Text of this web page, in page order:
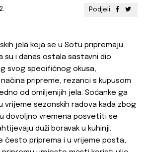
Podjeli:
jela koja se u Sotu pripremaju
su i danas ostala sastavni dio
svog specifičnog okusa,
pripreme, rezanci s kupusom
od omiljenijih jela. Soćanke ga
vrijeme sezonskih radova kada zbog
dovoljno vremena posvetiti se
duži boravak u kuhinji.
često priprema i u vrijeme posta,